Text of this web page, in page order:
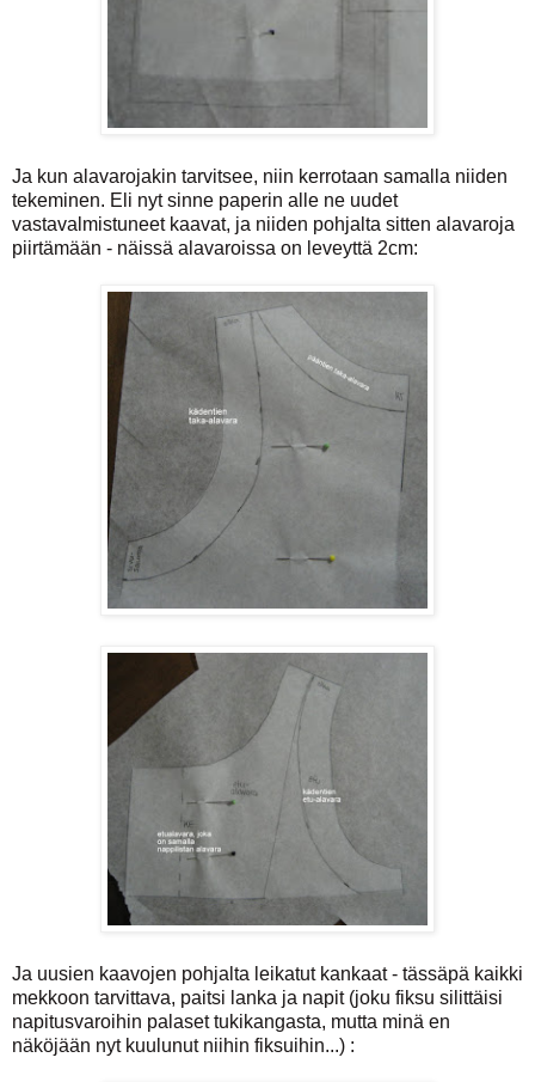
Ja kun alavarojakin tarvitsee, niin kerrotaan samalla niiden
tekeminen. Eli nyt sinne paperin alle ne uudet
vastavalmistuneet kaavat, ja niiden pohjalta sitten alavaroja
piirtämään - näissä alavaroissa on leveyttä 2cm:
Ja uusien kaavojen pohjalta leikatut kankaat - tässäpä kaikki
mekkoon tarvittava, paitsi lanka ja napit (joku fiksu silittäisi
napitusvaroihin palaset tukikangasta, mutta minä en
näköjään nyt kuulunut niihin fiksuihin...) :